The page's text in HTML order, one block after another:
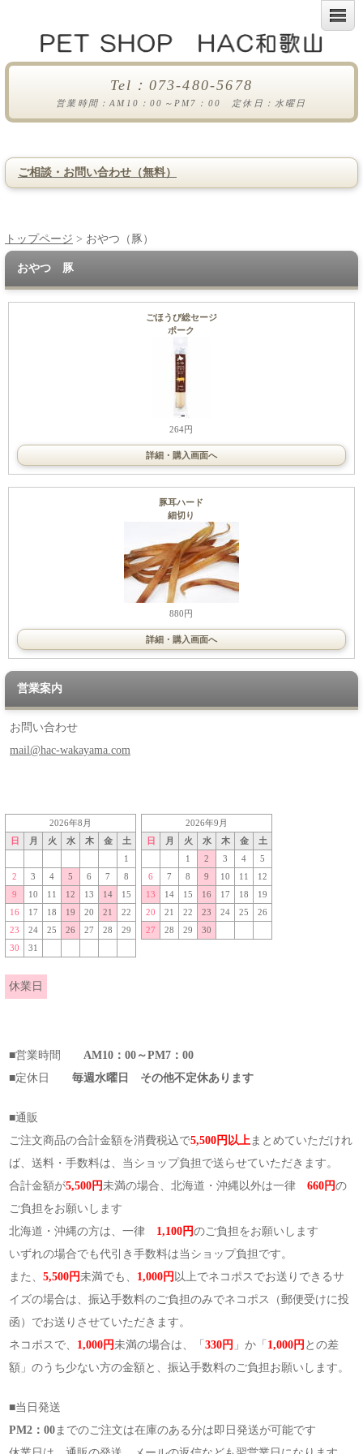
Tel：073-480-5678
営業時間：AM10：00～PM7：00 定休日：水曜日
ご相談・お問い合わせ（無料）
トップページ > おやつ（豚）
おやつ 豚
ごほうび総セージ
ポーク
264円
詳細・購入画面へ
豚耳ハード
細切り
880円
詳細・購入画面へ
営業案内
お問い合わせ
mail@hac-wakayama.com
2026年8月
日
月 火 水 木 金
土
1
2
3 4 5 6 7
8
9
10 11 12 13 14
15
16
17 18 19 20 21
22
23
24 25 26 27 28
29
30
31
2026年9月
日
月 火 水 木 金
土
1
2 3 4
5
6
7 8 9 10 11
12
13
14 15 16 17 18
19
20
21 22 23 24 25
26
27
28 29 30
休業日
■営業時間 AM10：00～PM7：00
■定休日 毎週水曜日 その他不定休あります
■通販
ご注文商品の合計金額を消費税込で5,500円以上まとめていただけれ
ば、送料・手数料は、当ショップ負担で送らせていただきます。
合計金額が5,500円未満の場合、北海道・沖縄以外は一律 660円の
ご負担をお願いします
北海道・沖縄の方は、一律 1,100円のご負担をお願いします
いずれの場合でも代引き手数料は当ショップ負担です。
また、 5,500円未満でも、 1,000円 以上でネコポスでお送りできるサ
イズの場合は、振込手数料のご負担のみでネコポス（郵便受けに投
函）でお送りさせていただきます。
ネコポスで、 1,000円未満の場合は、「 330円 」か「 1,000円 との差
額」のうち少ない方の金額と、振込手数料のご負担お願いします。
■当日発送
PM2：00までのご注文は在庫のある分は即日発送が可能です